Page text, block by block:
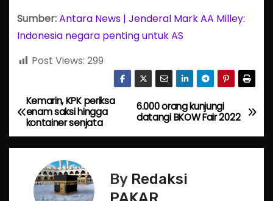
Sumber:Antara News | Jenderal Mark AA Milley:
Indonesia negara penting untuk AS
Post Views: 299
P
o
6.000 orang kunjungi
datangi BKOW Fair 2022
Kemarin, KPK periksa
enam saksi hingga
kontainer senjata
By Redaksi